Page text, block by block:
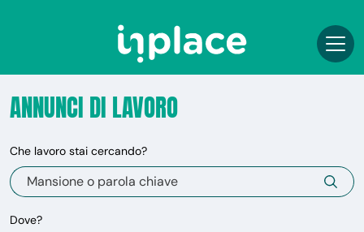
ANNUNCI DI LAVORO
Che lavoro stai cercando?
Dove?